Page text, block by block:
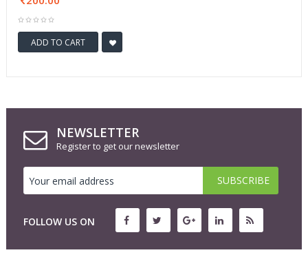
ADD TO CART
NEWSLETTER
Register to get our newsletter
FOLLOW US ON